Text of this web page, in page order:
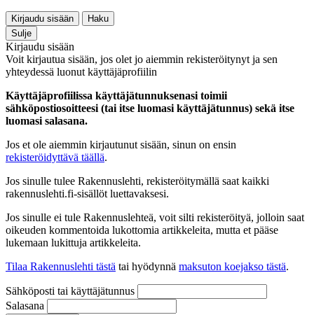
Kirjaudu sisään
Haku
Sulje
Kirjaudu sisään
Voit kirjautua sisään, jos olet jo aiemmin rekisteröitynyt ja sen
yhteydessä luonut käyttäjäprofiilin
Käyttäjäprofiilissa käyttäjätunnuksenasi toimii
sähköpostiosoitteesi (tai itse luomasi käyttäjätunnus) sekä itse
luomasi salasana.
Jos et ole aiemmin kirjautunut sisään, sinun on ensin
rekisteröidyttävä täällä.
Jos sinulle tulee Rakennuslehti, rekisteröitymällä saat kaikki
rakennuslehti.fi-sisällöt luettavaksesi.
Jos sinulle ei tule Rakennuslehteä, voit silti rekisteröityä, jolloin saat
oikeuden kommentoida lukottomia artikkeleita, mutta et pääse
lukemaan lukittuja artikkeleita.
Tilaa Rakennuslehti tästä tai hyödynnä maksuton koejakso tästä.
Sähköposti tai käyttäjätunnus
Salasana